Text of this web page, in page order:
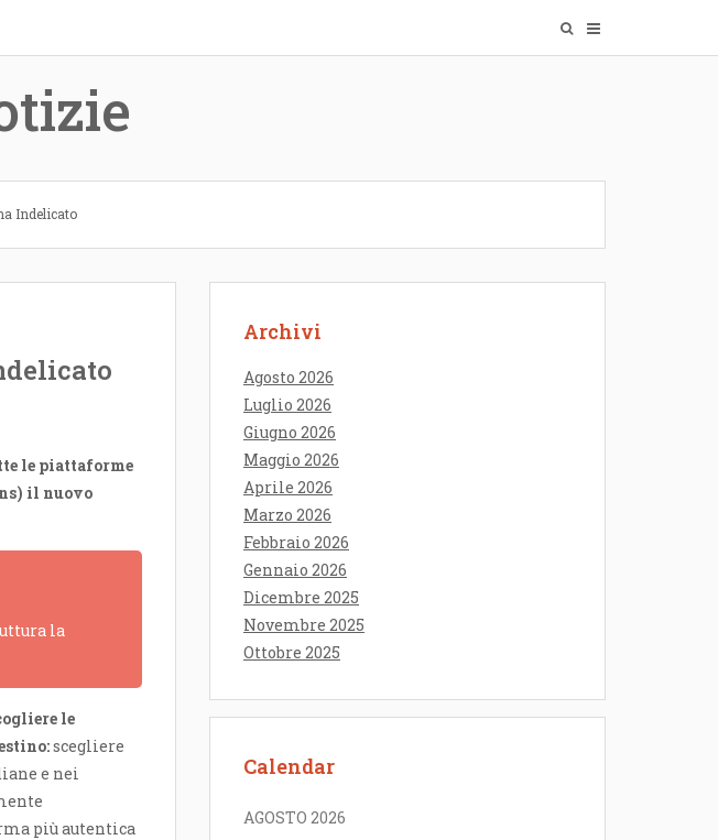
Indelicato
le piattaforme
il nuovo
la
le
scegliere
e nei
più autentica
Archivi
Agosto 2026
Luglio 2026
Giugno 2026
Maggio 2026
Aprile 2026
Marzo 2026
Febbraio 2026
Gennaio 2026
Dicembre 2025
Novembre 2025
Ottobre 2025
Calendar
AGOSTO 2026